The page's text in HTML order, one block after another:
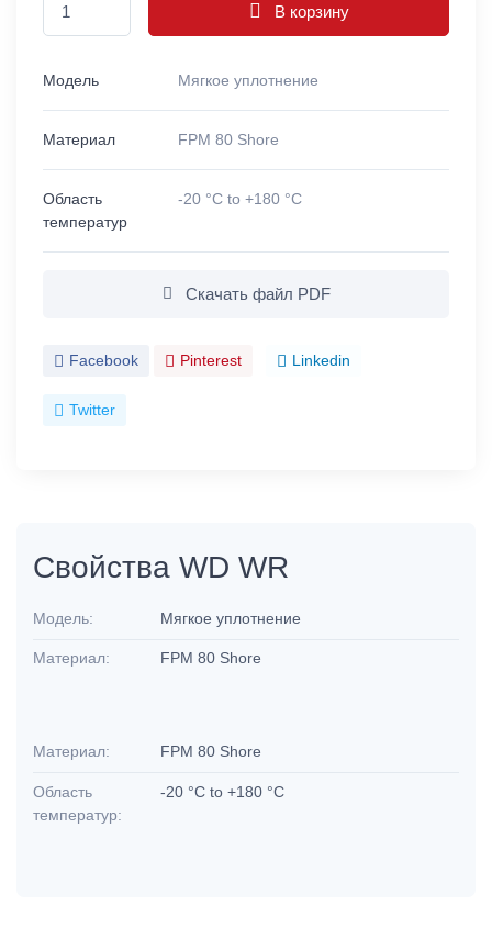
В корзину
Модель Мягкое уплотнение
Материал FPM 80 Shore
Область
температур
-20 °C to +180 °C
Скачать файл PDF
Facebook Pinterest Linkedin
Twitter
Свойства WD WR
Модель: Мягкое уплотнение
Материал: FPM 80 Shore
Материал: FPM 80 Shore
Область
температур:
-20 °C to +180 °C